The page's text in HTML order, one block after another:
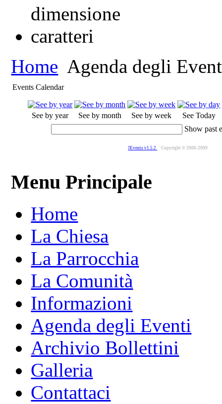
Home Agenda degli
Events Calendar
See by year See by month See by week
See Today
Show past
JEvents v1.5.2 Copyright © 2006-2009
Menu Principale
Home
La Chiesa
La Parrocchia
La Comunità
Informazioni
Agenda degli Eventi
Archivio Bollettini
Galleria
Contattaci